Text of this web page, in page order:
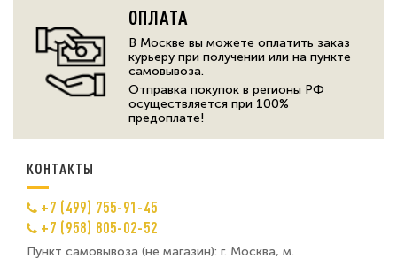
ОПЛАТА
В Москве вы можете оплатить заказ
курьеру при получении или на пункте
самовывоза.
Отправка покупок в регионы РФ
осуществляется при 100%
предоплате!
КОНТАКТЫ
+7 (499) 755-91-45
+7 (958) 805-02-52
Пункт самовывоза (не магазин): г. Москва, м.